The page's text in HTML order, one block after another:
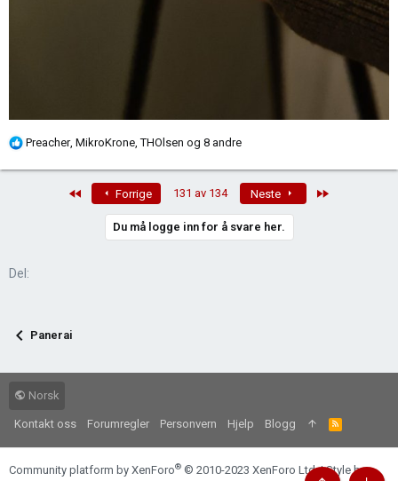
R
n
Preacher, MikroKrone,THOlsen og 8 andre
Forrige 131 av 134 Neste
Du må logge inn for å svare her.
Del:
Panerai
Norsk
Kontakt oss Forumregler Personvern Hjelp Blogg
R
S
Community platform by XenForo® © 2010-2023 XenForo Ltd. |Style by